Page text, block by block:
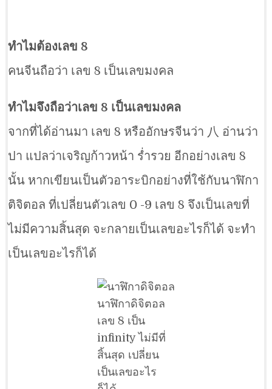
ทำไมต้องเลข 8
คนจีนถือว่า เลข 8 เป็นเลขมงคล
ทำไมจึงถือว่าเลข 8 เป็นเลขมงคล
จากที่ได้อ่านมา เลข 8 หรืออักษรจีนว่า 八 อ่านว่า
ปา แปลว่าเจริญก้าวหน้า ร่ำรวย อีกอย่างเลข 8
นั้น หากเขียนเป็นตัวอาระบิกอย่างที่ใช้กับนาฬิกา
ติจิตอล ที่เปลี่ยนตัวเลข 0 -9 เลข 8 จึงเป็นเลขที่
ไม่มีความสิ้นสุด จะกลายเป็นเลขอะไรก็ได้ จะทำ
เป็นเลขอะไรก็ได้
นาฬิกาดิจิตอล
เลข 8 เป็น
infinity ไม่มีที่
สิ้นสุด เปลี่ยน
เป็นเลขอะไร